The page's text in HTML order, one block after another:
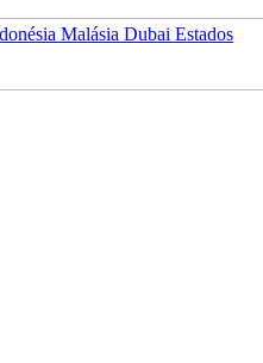
Malásia Dubai Estados